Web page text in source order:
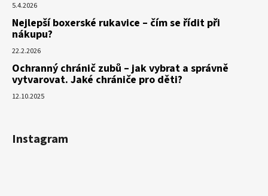
5.4.2026
Nejlepší boxerské rukavice – čím se řídit při
nákupu?
22.2.2026
Ochranný chránič zubů – jak vybrat a správně
vytvarovat. Jaké chrániče pro děti?
12.10.2025
Instagram